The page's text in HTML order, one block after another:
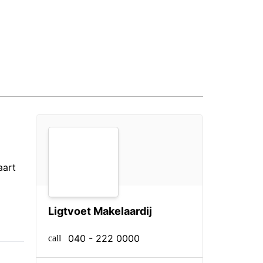
Ligtvoet Makelaardij
call 040 - 222 0000